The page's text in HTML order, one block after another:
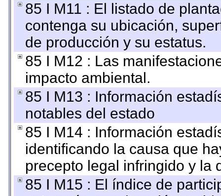
85 I M11 : El listado de
contenga su ubicación,
de producción y su estatus.
85 I M12 : Las
impacto ambiental.
85 I M13 : Información
notables del estado
85 I M14 : Información
identificando la causa que
precepto legal infringido y la
85 I M15 : El índice de